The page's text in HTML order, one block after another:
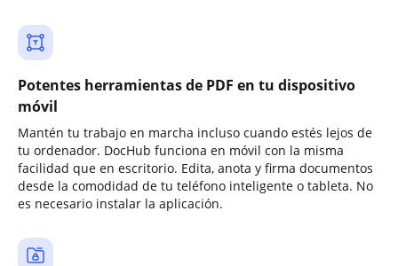
Potentes herramientas de PDF en tu dispositivo
móvil
Mantén tu trabajo en marcha incluso cuando estés lejos de
tu ordenador. DocHub funciona en móvil con la misma
facilidad que en escritorio. Edita, anota y firma documentos
desde la comodidad de tu teléfono inteligente o tableta. No
es necesario instalar la aplicación.